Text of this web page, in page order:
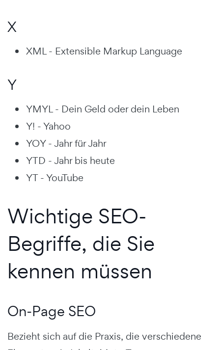
X
XML - Extensible Markup Language
Y
YMYL - Dein Geld oder dein Leben
Y! - Yahoo
YOY - Jahr für Jahr
YTD - Jahr bis heute
YT - YouTube
Wichtige SEO-
Begriffe, die Sie
kennen müssen
On-Page SEO
Bezieht sich auf die Praxis, die verschiedene